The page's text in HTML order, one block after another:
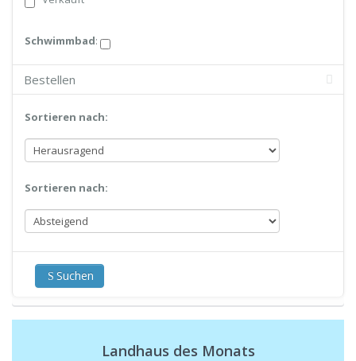
Schwimmbad:
Bestellen
Sortieren nach:
Sortieren nach:
Suchen
Landhaus des Monats